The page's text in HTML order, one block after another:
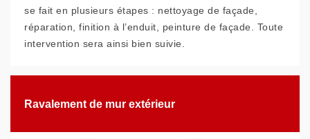
se fait en plusieurs étapes : nettoyage de façade,
réparation, finition à l’enduit, peinture de façade. Toute
intervention sera ainsi bien suivie.
Ravalement de mur extérieur